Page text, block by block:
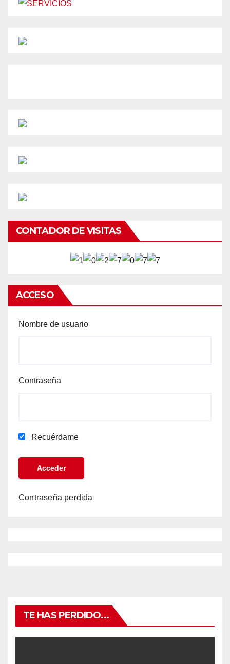
CONTADOR DE VISITAS
ACCESO
Nombre de usuario
Contraseña
Recuérdame
Contraseña perdida
TE HAS PERDIDO...